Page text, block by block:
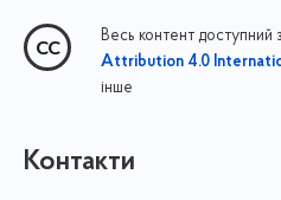
Весь контент доступний
Attribution 4.0
інше
Контакти